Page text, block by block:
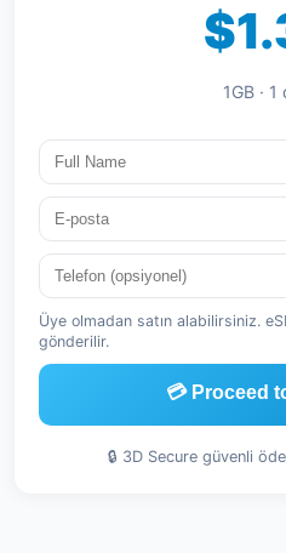
1GB ·
Üye olmadan satın alabilirsiniz.
gönderilir.
💳 Proceed
🔒 3D Secure güvenli